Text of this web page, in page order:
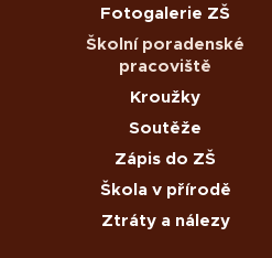
Fotogalerie ZŠ
Školní poradenské
pracoviště
Kroužky
Soutěže
Zápis do ZŠ
Škola v přírodě
Ztráty a nálezy